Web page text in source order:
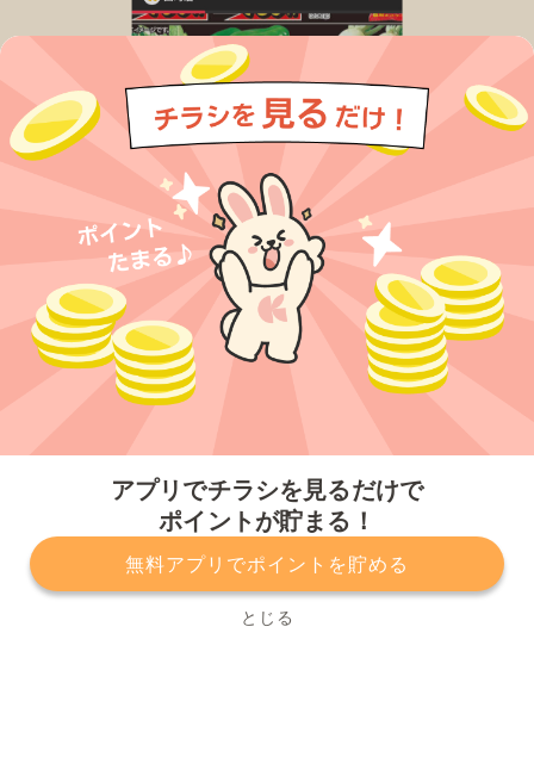
アプリでチラシを見るだけで
ポイントが貯まる！
無料アプリでポイントを貯める
とじる
プライバシーポリシー 利用規約
運営会社
サービスに関してのお問い合わせ